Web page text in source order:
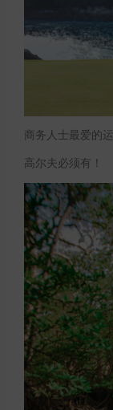
商务人士最爱的
高尔夫必须有！